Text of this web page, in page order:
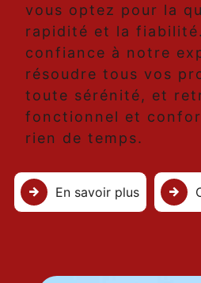
vous optez pour la
rapidité et la
confiance à notre
résoudre tous vos
toute sérénité, et
fonctionnel et
rien de temps.
En savoir plus